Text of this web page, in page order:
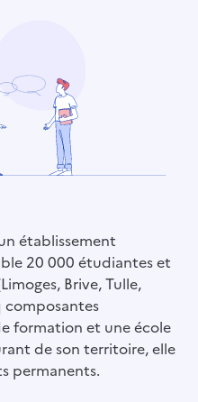
établissement
20 000 étudiantes et
Brive, Tulle,
composantes
formation et une école
de son territoire, elle
permanents.